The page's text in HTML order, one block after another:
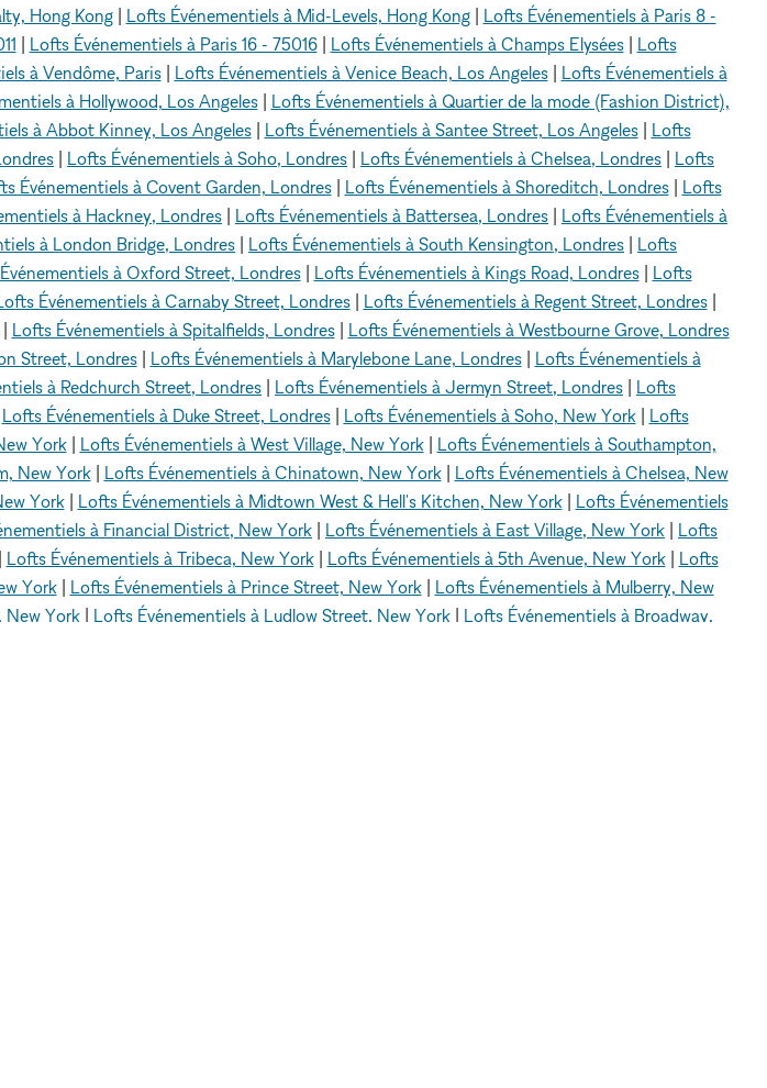
Hong Kong| Lofts Événementiels à Mid-Levels, Hong Kong| Lofts Événementiels à Paris 8 -
Lofts Événementiels à Paris 16 - 75016| Lofts Événementiels à Champs Elysées| Lofts
à Vendôme, Paris| Lofts Événementiels à Venice Beach, Los Angeles| Lofts Événementiels à
à Hollywood, Los Angeles| Lofts Événementiels à Quartier de la mode (Fashion District),
à Abbot Kinney, Los Angeles| Lofts Événementiels à Santee Street, Los Angeles| Lofts
Lofts Événementiels à Soho, Londres Lofts Événementiels à Chelsea, Londres
Lofts
Événementiels à Covent Garden, Londres| Lofts Événementiels à Shoreditch, Londres| Lofts
à Hackney, Londres Lofts Événementiels à Battersea, Londres
Lofts Événementiels à
à London Bridge, Londres Lofts Événementiels à South Kensington, Londres
Lofts
à Oxford Street, Londres| Lofts Événementiels à Kings Road, Londres| Lofts
Événementiels à Carnaby Street, Londres| Lofts Événementiels à Regent Street, Londres|
Lofts Événementiels à Spitalfields, Londres| Lofts Événementiels à Westbourne Grove, Londres
Street, Londres| Lofts Événementiels à Marylebone Lane, Londres| Lofts Événementiels à
à Redchurch Street, Londres Lofts Événementiels à Jermyn Street, Londres
Lofts
Lofts Événementiels à Duke Street, Londres| Lofts Événementiels à Soho, New York| Lofts
York| Lofts Événementiels à West Village, New York| Lofts Événementiels à Southampton,
New York| Lofts Événementiels à Chinatown, New York| Lofts Événementiels à Chelsea, New
York| Lofts Événementiels à Midtown West & Hell's Kitchen, New York| Lofts Événementiels
à Financial District, New York Lofts Événementiels à East Village, New York
Lofts
Lofts Événementiels à Tribeca, New York| Lofts Événementiels à 5th Avenue, New York| Lofts
York| Lofts Événementiels à Prince Street, New York| Lofts Événementiels à Mulberry, New
New York| Lofts Événementiels à Ludlow Street, New York| Lofts Événementiels à Broadway,